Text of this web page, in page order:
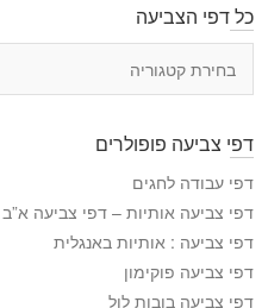
כל דפי הצביעה
י
ה
צ
י
ע
דפי צביעה פופולרים
דפי עבודה לחגים
דפי צביעה אותיות – דפי צביעה א”ב
דפי צביעה : אותיות באנגלית
דפי צביעה פוקימון
דפי צביעה בובות לול